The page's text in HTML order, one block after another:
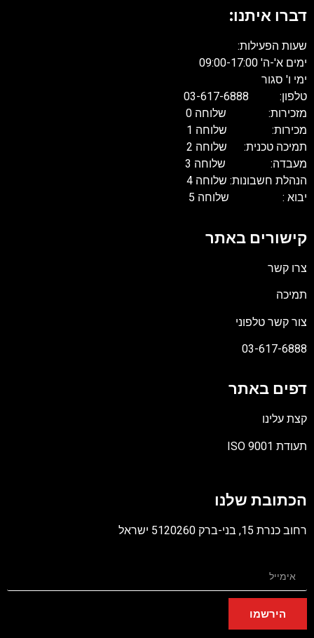
דברו איתנו:
שעות הפעילות:
ימים א'-ה' 09:00-17:00
ימי ו' סגור
טלפון: 03-617-6888
מזכירות: שלוחה 0
מכירות: שלוחה 1
תמיכה טכנית: שלוחה 2
מעבדה: שלוחה 3
הנהלת חשבונות: שלוחה 4
יבוא : שלוחה 5
קישורים באתר
צרו קשר
תמיכה
צור קשר טלפוני
03-617-6888
דפים באתר
קצת עלינו
תעודת ISO 9001
PDF
הכתובת שלנו
רחוב כנרת 15, בני-ברק 5120260 ישראל
הירשמו